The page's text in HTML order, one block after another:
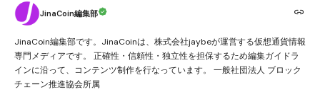
JinaCoin編集部
JinaCoin編集部です。JinaCoinは、株式会社jaybeが運営する仮想通貨情報
専門メディアです。 正確性・信頼性・独立性を担保するため編集ガイドラ
インに沿って、コンテンツ制作を行なっています。 一般社団法人 ブロック
チェーン推進協会所属